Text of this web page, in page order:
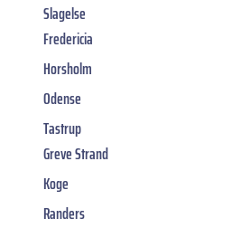
Slagelse
Fredericia
Horsholm
Odense
Tastrup
Greve Strand
Koge
Randers